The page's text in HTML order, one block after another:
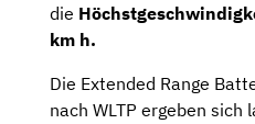
die
km h.
Die Extended Range
nach WLTP ergeben sich